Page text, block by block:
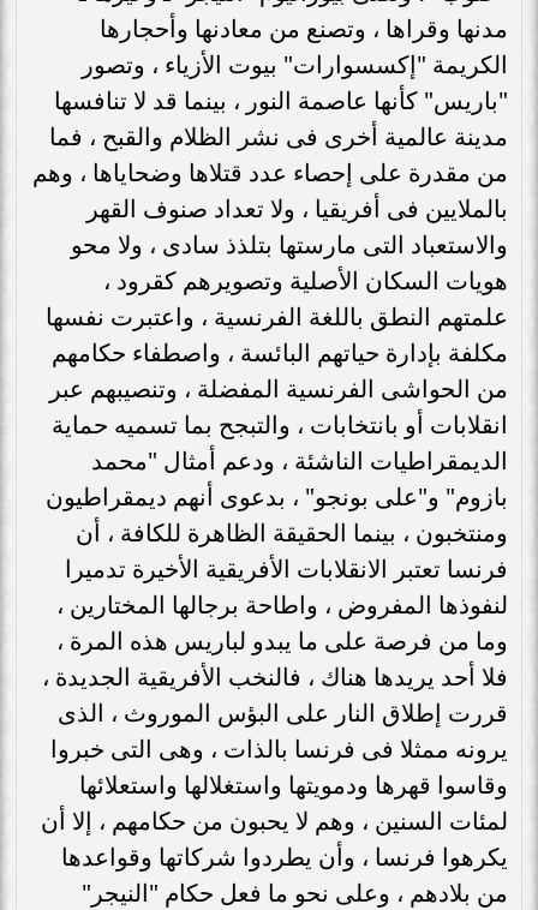
مدنها وقراها ، وتصنع من معادنها وأحجارها
الكريمة "إكسسوارات" بيوت الأزياء ، وتصور
"باريس" كأنها عاصمة النور ، بينما قد لا تنافسها
مدينة عالمية أخرى فى نشر الظلام والقبح ، فما
من مقدرة على إحصاء عدد قتلاها وضحاياها ، وهم
بالملايين فى أفريقيا ، ولا تعداد صنوف القهر
والاستعباد التى مارستها بتلذذ سادى ، ولا محو
هويات السكان الأصلية وتصويرهم كقرود ،
علمتهم النطق باللغة الفرنسية ، واعتبرت نفسها
مكلفة بإدارة حياتهم البائسة ، واصطفاء حكامهم
من الحواشى الفرنسية المفضلة ، وتنصيبهم عبر
انقلابات أو بانتخابات ، والتبجح بما تسميه حماية
الديمقراطيات الناشئة ، ودعم أمثال "محمد
بازوم" و"على بونجو" ، بدعوى أنهم ديمقراطيون
ومنتخبون ، بينما الحقيقة الظاهرة للكافة ، أن
فرنسا تعتبر الانقلابات الأفريقية الأخيرة تدميرا
لنفوذها المفروض ، واطاحة برجالها المختارين ،
وما من فرصة على ما يبدو لباريس هذه المرة ،
فلا أحد يريدها هناك ، فالنخب الأفريقية الجديدة ،
قررت إطلاق النار على البؤس الموروث ، الذى
يرونه ممثلا فى فرنسا بالذات ، وهى التى خبروا
وقاسوا قهرها ودمويتها واستغلالها واستعلائها
لمئات السنين ، وهم لا يحبون من حكامهم ، إلا أن
يكرهوا فرنسا ، وأن يطردوا شركاتها وقواعدها
من بلادهم ، وعلى نحو ما فعل حكام "النيجر"